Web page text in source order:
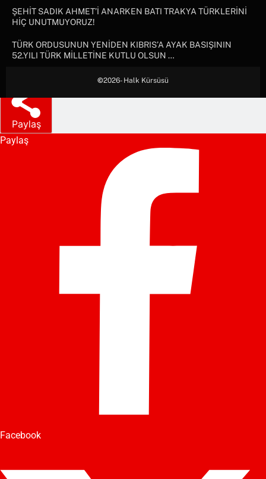
ŞEHİT SADIK AHMET’İ ANARKEN BATI TRAKYA TÜRKLERİNİ
HİÇ UNUTMUYORUZ!
TÜRK ORDUSUNUN YENİDEN KIBRIS’A AYAK BASIŞININ
52.YILI TÜRK MİLLETİNE KUTLU OLSUN …
©2026- Halk Kürsüsü
Paylaş
Paylaş
Facebook